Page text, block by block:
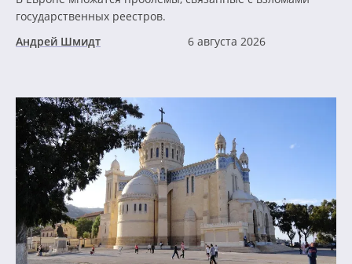
государственных реестров.
Андрей Шмидт
6 августа 2026